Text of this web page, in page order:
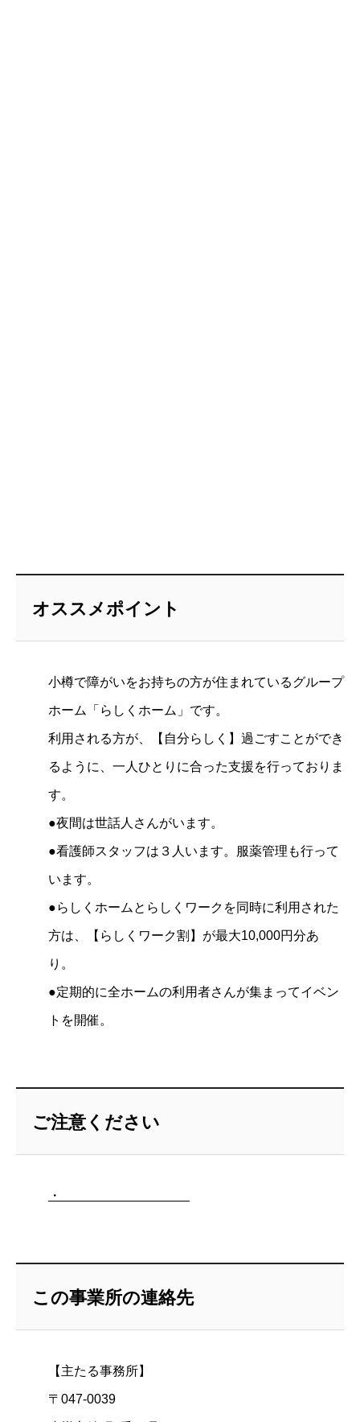
オススメポイント
小樽で障がいをお持ちの方が住まれているグループ
ホーム「らしくホーム」です。
利用される方が、【自分らしく】過ごすことができ
るように、一人ひとりに合った支援を行っておりま
す。
●夜間は世話人さんがいます。
●看護師スタッフは３人います。服薬管理も行って
います。
●らしくホームとらしくワークを同時に利用された
方は、【らしくワーク割】が最大10,000円分あ
り。
●定期的に全ホームの利用者さんが集まってイベン
トを開催。
ご注意ください
・
この事業所の連絡先
【主たる事務所】
〒047-0039